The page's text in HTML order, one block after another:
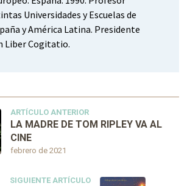
Universidades y Escuelas de
y América Latina. Presidente
Liber Cogitatio.
ARTÍCULO ANTERIOR
febrero de 2021
LA MADRE DE TOM RIPLEY VA AL
CINE
SIGUIENTE ARTÍCULO